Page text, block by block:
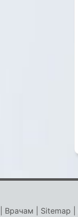
Врачам Sitemap